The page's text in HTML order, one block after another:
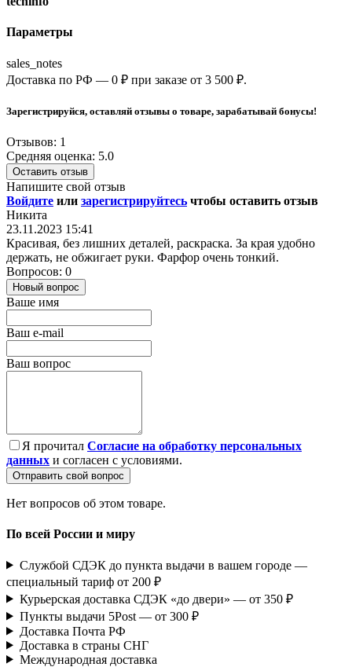
Параметры
sales_notes
Доставка по РФ — 0 ₽ при заказе от 3 500 ₽.
Зарегистрируйся, оставляй отзывы о товаре, зарабатывай бонусы!
Отзывов: 1
Средняя оценка: 5.0
Оставить отзыв
Напишите свой отзыв
Войдите или зарегистрируйтесь чтобы оставить отзыв
Никита
23.11.2023 15:41
Красивая, без лишних деталей, раскраска. За края удобно
держать, не обжигает руки. Фарфор очень тонкий.
Вопросов: 0
Новый вопрос
Ваше имя
Ваш e-mail
Ваш вопрос
Я прочитал Согласие на обработку персональных
данных и согласен с условиями.
Отправить свой вопрос
Нет вопросов об этом товаре.
По всей России и миру
Службой СДЭК до пункта выдачи в вашем городе —
специальный тариф от 200 ₽
Курьерская доставка СДЭК «до двери» — от 350 ₽
Пункты выдачи 5Post — от 300 ₽
Доставка Почта РФ
Доставка в страны СНГ
Международная доставка